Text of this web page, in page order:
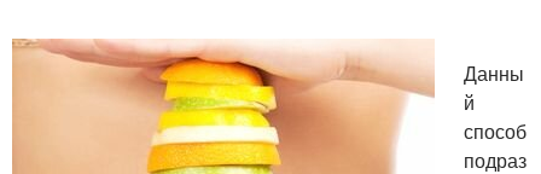
Данны
й
способ
подраз